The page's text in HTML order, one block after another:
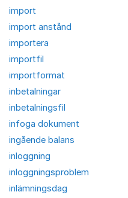
import
import anstånd
importera
importfil
importformat
inbetalningar
inbetalningsfil
infoga dokument
ingående balans
inloggning
inloggningsproblem
inlämningsdag